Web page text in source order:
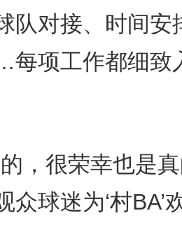
队对接、时间安
项工作都细致
很荣幸也是真
众球迷为‘村BA’